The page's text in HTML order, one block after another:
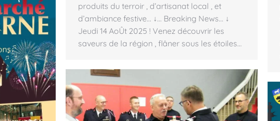
produits du terroir , d’artisanat local , et
d’ambiance festive… ↓… Breaking News… ↓
Jeudi 14 AoÛt 2025 ! Venez découvrir les
saveurs de la région , flâner sous les étoiles…